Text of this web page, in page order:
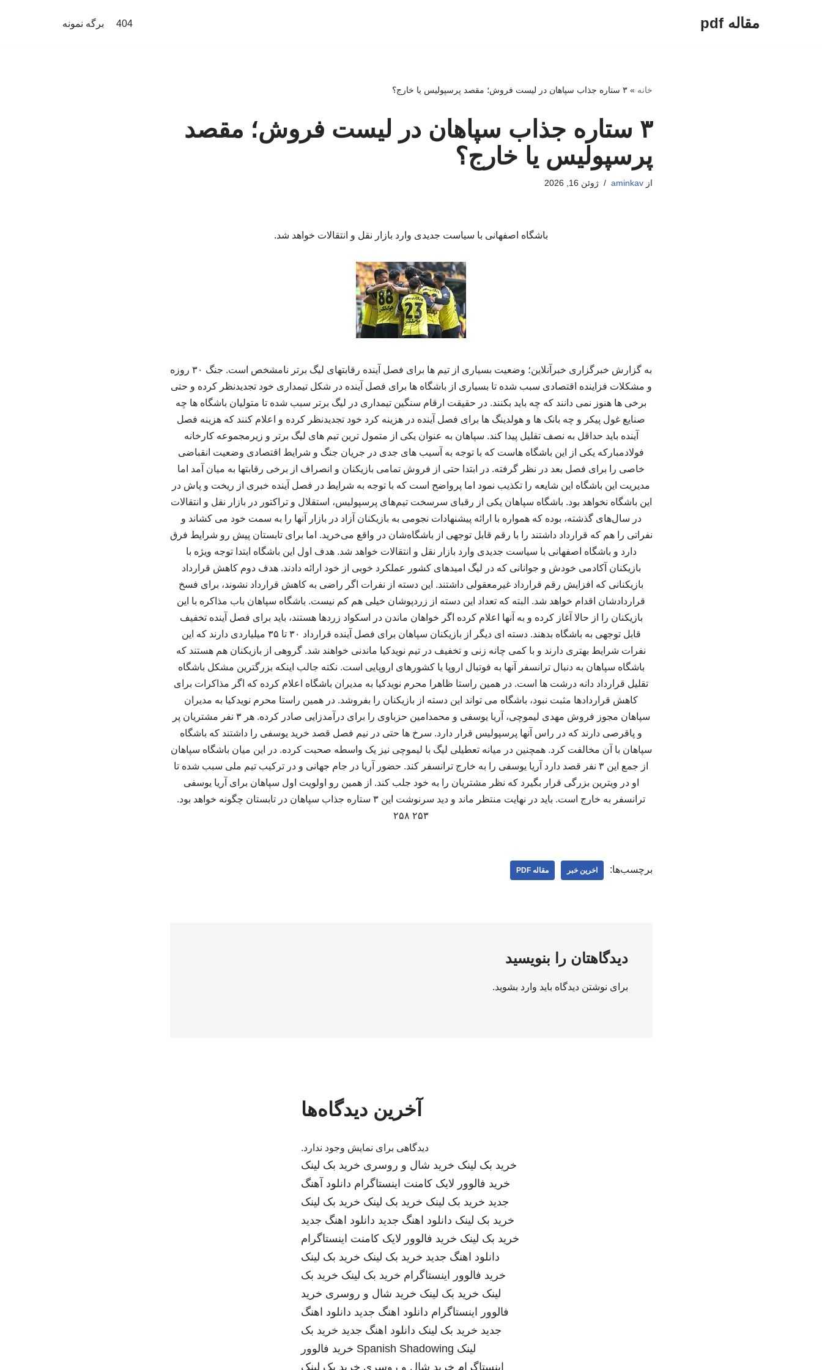
مقاله pdf 404 برگه نمونه
خانه » ۳ ستاره جذاب سپاهان در لیست فروش؛ مقصد پرسپولیس یا خارج؟
۳ ستاره جذاب سپاهان در لیست فروش؛ مقصد
پرسپولیس یا خارج؟
ازaminkav ژوئن 16, 2026
باشگاه اصفهانی با سیاست جدیدی وارد بازار نقل و انتقالات خواهد شد.
به گزارش خبرگزاری خبرآنلاین؛ وضعیت بسیاری از تیم ها برای فصل آینده رقابتهای لیگ برتر نامشخص است. جنگ ۳۰ روزه
و مشکلات فزاینده اقتصادی سبب شده تا بسیاری از باشگاه ها برای فصل آینده در شکل تیمداری خود تجدیدنظر کرده و حتی
برخی ها هنوز نمی دانند که چه باید بکنند. در حقیقت ارقام سنگین تیمداری در لیگ برتر سبب شده تا متولیان باشگاه ها چه
صنایع غول پیکر و چه بانک ها و هولدینگ ها برای فصل آینده در هزینه کرد خود تجدیدنظر کرده و اعلام کنند که هزینه فصل
آینده باید حداقل به نصف تقلیل پیدا کند. سپاهان به عنوان یکی از متمول ترین تیم های لیگ برتر و زیرمجموعه کارخانه
فولادمبارکه یکی از این باشگاه هاست که با توجه به آسیب های جدی در جریان جنگ و شرایط اقتصادی وضعیت انقباضی
خاصی را برای فصل بعد در نظر گرفته. در ابتدا حتی از فروش تمامی بازیکنان و انصراف از برخی رقابتها به میان آمد اما
مدیریت این باشگاه این شایعه را تکذیب نمود اما پرواضح است که با توجه به شرایط در فصل آینده خبری از ریخت و پاش در
این باشگاه نخواهد بود. باشگاه سپاهان یکی از رقبای سرسخت تیم‌های پرسپولیس، استقلال و تراکتور در بازار نقل و انتقالات
در سال‌های گذشته، بوده که همواره با ارائه پیشنهادات نجومی به بازیکنان آزاد در بازار آنها را به سمت خود می کشاند و
نفراتی را هم که قرارداد داشتند را با رقم قابل توجهی از باشگاه‌شان در واقع می‌خرید. اما برای تابستان پیش رو شرایط فرق
دارد و باشگاه اصفهانی با سیاست جدیدی وارد بازار نقل و انتقالات خواهد شد. هدف اول این باشگاه ابتدا توجه ویژه با
بازیکنان آکادمی خودش و جوانانی که در لیگ امیدهای کشور عملکرد خوبی از خود ارائه دادند. هدف دوم کاهش قرارداد
بازیکنانی که افزایش رقم قرارداد غیرمعقولی داشتند. این دسته از نفرات اگر راضی به کاهش قرارداد نشوند، برای فسخ
قراردادشان اقدام خواهد شد. البته که تعداد این دسته از زردپوشان خیلی هم کم نیست. باشگاه سپاهان باب مذاکره با این
بازیکنان را از حالا آغاز کرده و به آنها اعلام کرده اگر خواهان ماندن در اسکواد زردها هستند، باید برای فصل آینده تخفیف
قابل توجهی به باشگاه بدهند. دسته ای دیگر از بازیکنان سپاهان برای فصل آینده قرارداد ۳۰ تا ۳۵ میلیاردی دارند که این
نفرات شرایط بهتری دارند و با کمی چانه زنی و تخفیف در تیم نویدکیا ماندنی خواهند شد. گروهی از بازیکنان هم هستند که
باشگاه سپاهان به دنبال ترانسفر آنها به فوتبال اروپا یا کشورهای اروپایی است. نکته جالب اینکه بزرگترین مشکل باشگاه
تقلیل قرارداد دانه درشت ها است. در همین راستا ظاهرا محرم نویدکیا به مدیران باشگاه اعلام کرده که اگر مذاکرات برای
کاهش قراردادها مثبت نبود، باشگاه می تواند این دسته از بازیکنان را بفروشد. در همین راستا محرم نویدکیا به مدیران
سپاهان مجوز فروش مهدی لیموچی، آریا یوسفی و محمدامین حزباوی را برای درآمدزایی صادر کرده‌. هر ۳ نفر مشتریان پر
و پاقرصی دارند که در راس آنها پرسپولیس قرار دارد. سرخ ها حتی در نیم فصل قصد خرید یوسفی را داشتند که باشگاه
سپاهان با آن مخالفت کرد. همچنین در میانه تعطیلی لیگ با لیموچی نیز یک واسطه صحبت کرده. در این میان باشگاه سپاهان
از جمع این ۳ نفر قصد دارد آریا یوسفی را به خارج ترانسفر کند. حضور آریا در جام جهانی و در ترکیب تیم ملی سبب شده تا
او در ویترین بزرگی قرار بگیرد که نظر مشتریان را به خود جلب کند. از همین رو اولویت اول سپاهان برای آریا یوسفی
ترانسفر به خارج است. باید در نهایت منتظر ماند و دید سرنوشت این ۳ ستاره جذاب سپاهان در تابستان چگونه خواهد بود.
۲۵۳ ۲۵۸
برچسب‌ها: اخرین خبر مقاله PDF
دیدگاهتان را بنویسید
برای نوشتن دیدگاه باید وارد بشوید.
آخرین دیدگاه‌ها
دیدگاهی برای نمایش وجود ندارد.
خرید بک لینک خرید شال و روسری خرید بک لینک
خرید فالوور لایک کامنت اینستاگرام دانلود آهنگ
جدید خرید بک لینک خرید بک لینک خرید بک لینک
خرید بک لینک دانلود اهنگ جدید دانلود اهنگ جدید
خرید بک لینک خرید فالوور لایک کامنت اینستاگرام
دانلود اهنگ جدید خرید بک لینک خرید بک لینک
خرید فالوور اینستاگرام خرید بک لینک خرید بک
لینک خرید بک لینک خرید شال و روسری خرید
فالوور اینستاگرام دانلود اهنگ جدید دانلود اهنگ
جدید خرید بک لینک دانلود اهنگ جدید خرید بک
لینک Spanish Shadowing خرید فالوور
اینستاگرام خرید شال و روسری خرید بک لینک